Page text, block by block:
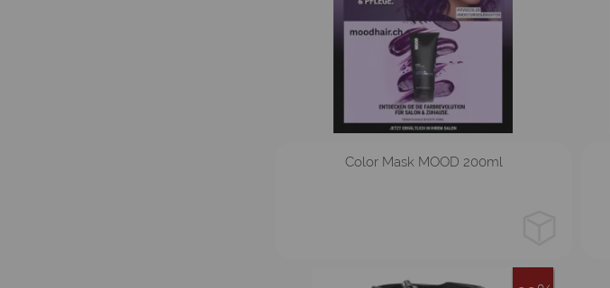
in vielen Varianten
Color Mask MOOD 200ml